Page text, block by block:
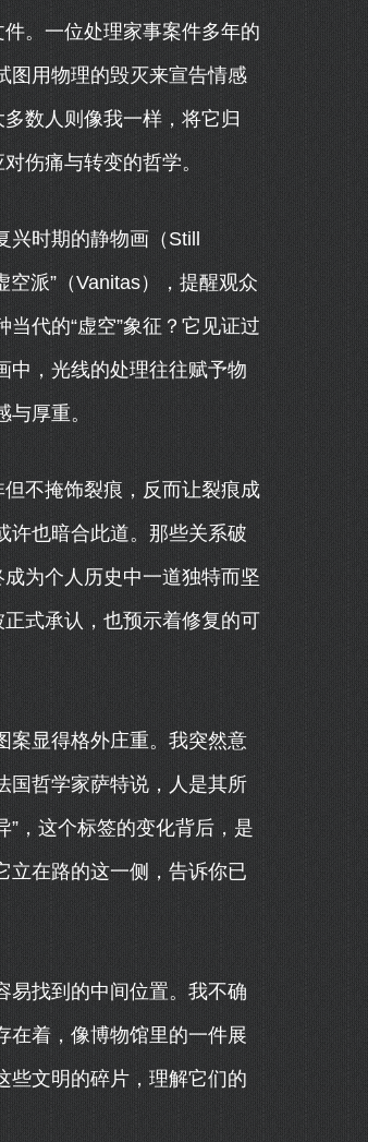
。一位处理家事案件多年的
图用物理的毁灭来宣告情感
数人则像我一样，将它归
伤痛与转变的哲学。
时期的静物画（Still
派”（Vanitas），提醒观众
代的“虚空”象征？它见证过
，光线的处理往往赋予物
厚重。
不掩饰裂痕，反而让裂痕成
许也暗合此道。那些关系破
为个人历史中一道独特而坚
式承认，也预示着修复的可
案显得格外庄重。我突然意
国哲学家萨特说，人是其所
，这个标签的变化背后，是
立在路的这一侧，告诉你已
易找到的中间位置。我不确
在着，像博物馆里的一件展
些文明的碎片，理解它们的